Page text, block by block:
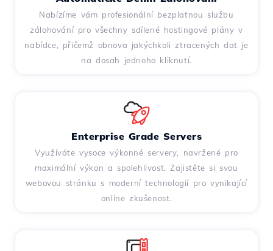
Nabízíme vám profesionální bezplatnou službu
zálohování pro všechny sdílené hostingové plány v
nabídce, přičemž obnova jakýchkoli ztracených dat je
na dosah jednoho kliknutí.
Enterprise Grade Servers
Využíváte vysoce výkonné servery, navržené pro
maximální výkon a spolehlivost. Zajistěte si svou
webovou stránku s moderní technologií pro vynikající
online zkušenost.